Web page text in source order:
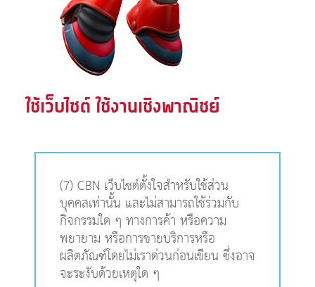
ใช้เว็บไซต์ ใช้งานเชิงพาณิชย์
(7) CBN เว็บไซต์ตั้งใจสำหรับใช้ส่วน
บุคคลเท่านั้น และไม่สามารถใช้ร่วมกับ
กิจกรรมใด ๆ ทางการค้า หรือความ
พยายาม หรือการขายบริการหรือ
ผลิตภัณฑ์โดยไม่เราด่วนก่อนเขียน ซึ่งอาจ
จะระงับด้วยเหตุใด ๆ